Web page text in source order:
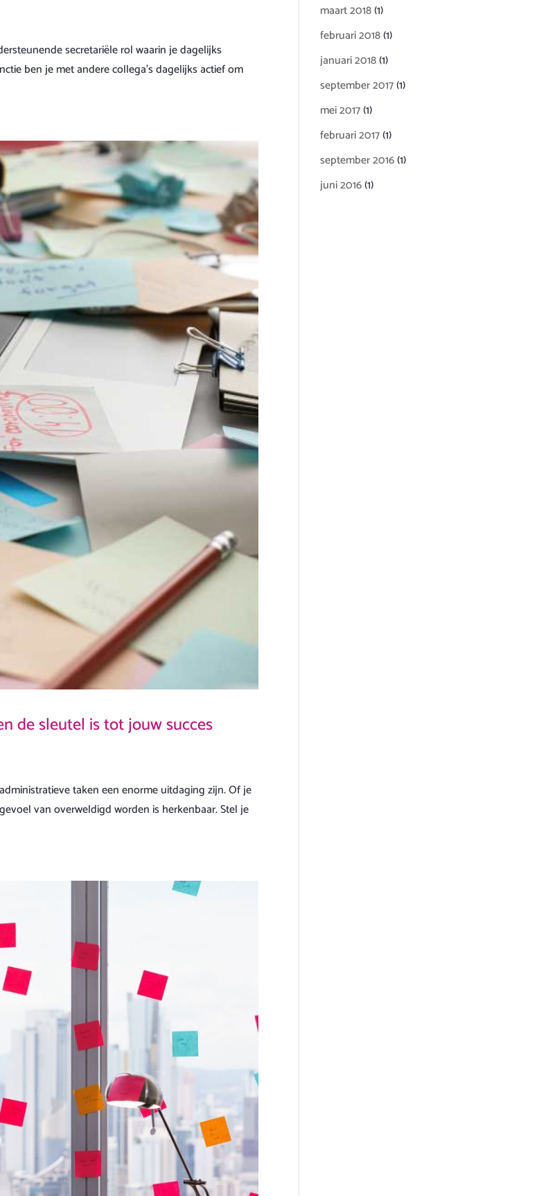
secretariële rol waarin je dagelijks
ben je met andere collega’s dagelijks actief om
de sleutel is tot jouw succes
taken een enorme uitdaging zijn. Of je
van overweldigd worden is herkenbaar. Stel je
maart 2018(1)
februari 2018(1)
januari 2018(1)
september 2017(1)
mei 2017(1)
februari 2017(1)
september 2016(1)
juni 2016(1)